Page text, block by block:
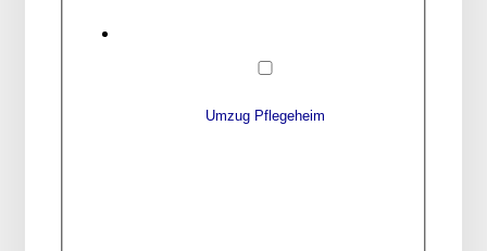
Umzug Pflegeheim